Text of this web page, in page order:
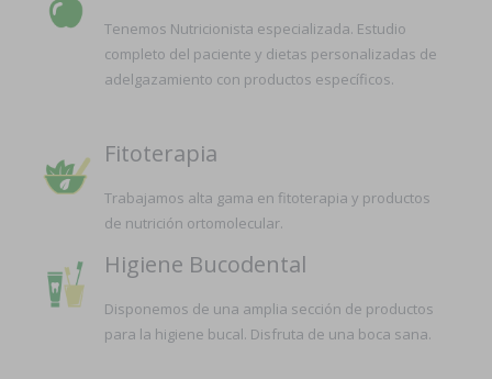
Tenemos Nutricionista especializada. Estudio
completo del paciente y dietas personalizadas de
adelgazamiento con productos específicos.
Fitoterapia
Trabajamos alta gama en fitoterapia y productos
de nutrición ortomolecular.
Higiene Bucodental
Disponemos de una amplia sección de productos
para la higiene bucal. Disfruta de una boca sana.